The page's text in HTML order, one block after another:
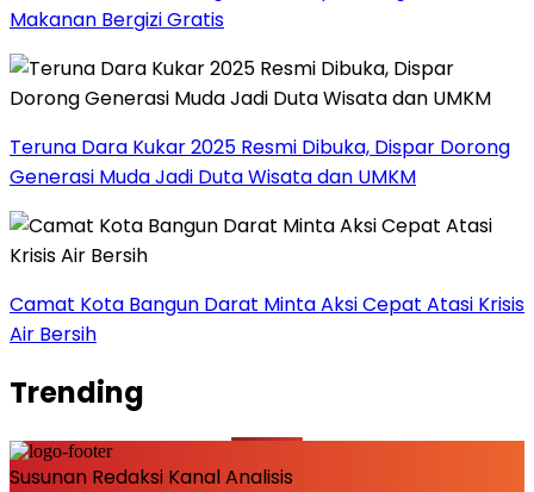
Makanan Bergizi Gratis
Teruna Dara Kukar 2025 Resmi Dibuka, Dispar Dorong
Generasi Muda Jadi Duta Wisata dan UMKM
Camat Kota Bangun Darat Minta Aksi Cepat Atasi Krisis
Air Bersih
Trending
Susunan Redaksi Kanal Analisis